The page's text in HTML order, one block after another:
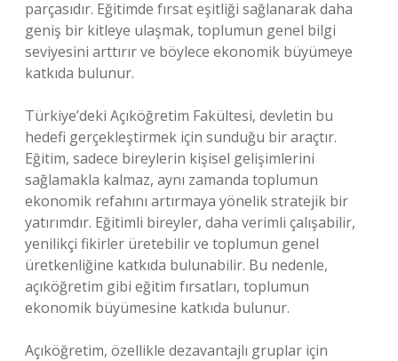
parçasıdır. Eğitimde fırsat eşitliği sağlanarak daha
geniş bir kitleye ulaşmak, toplumun genel bilgi
seviyesini arttırır ve böylece ekonomik büyümeye
katkıda bulunur.
Türkiye’deki Açıköğretim Fakültesi, devletin bu
hedefi gerçekleştirmek için sunduğu bir araçtır.
Eğitim, sadece bireylerin kişisel gelişimlerini
sağlamakla kalmaz, aynı zamanda toplumun
ekonomik refahını artırmaya yönelik stratejik bir
yatırımdır. Eğitimli bireyler, daha verimli çalışabilir,
yenilikçi fikirler üretebilir ve toplumun genel
üretkenliğine katkıda bulunabilir. Bu nedenle,
açıköğretim gibi eğitim fırsatları, toplumun
ekonomik büyümesine katkıda bulunur.
Açıköğretim, özellikle dezavantajlı gruplar için